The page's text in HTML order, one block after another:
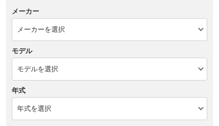
メーカー
モデル
年式